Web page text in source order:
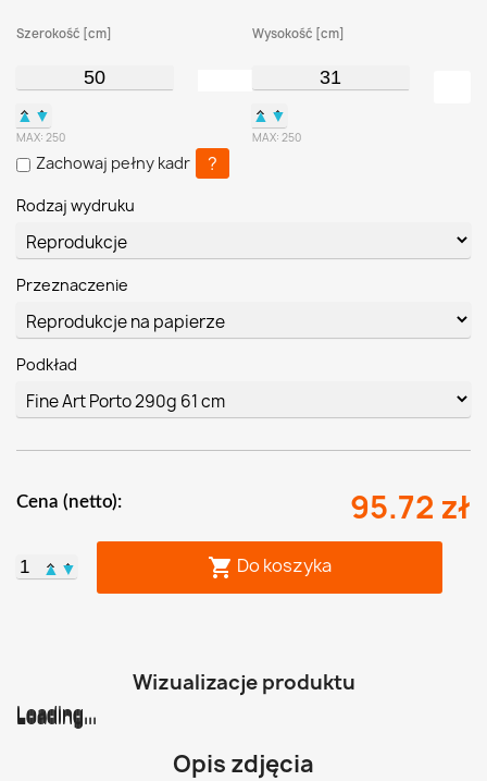
Szerokość [cm]
▲ ▼
MAX: 250
Wysokość [cm]
▲ ▼
MAX: 250
Zachowaj pełny kadr ?
Rodzaj wydruku
Przeznaczenie
Podkład
Cena (netto): 95.72 zł
▲ ▼  Do koszyka
Wizualizacje produktu
Loading...
Loading...
Loading...
Loading...
Loading...
Loading...
Opis zdjęcia